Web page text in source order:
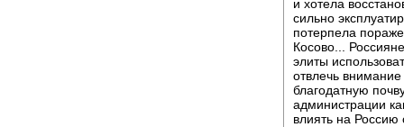
и хотела
сильно
потерпела
Косово...
элиты
отвлечь
благодатную
администрации
влиять на